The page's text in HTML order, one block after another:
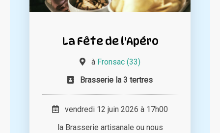
La Fête de l'Apéro
à Fronsac (33)
Brasserie la 3 tertres
vendredi 12 juin 2026 à 17h00
la Brasserie artisanale ou nous